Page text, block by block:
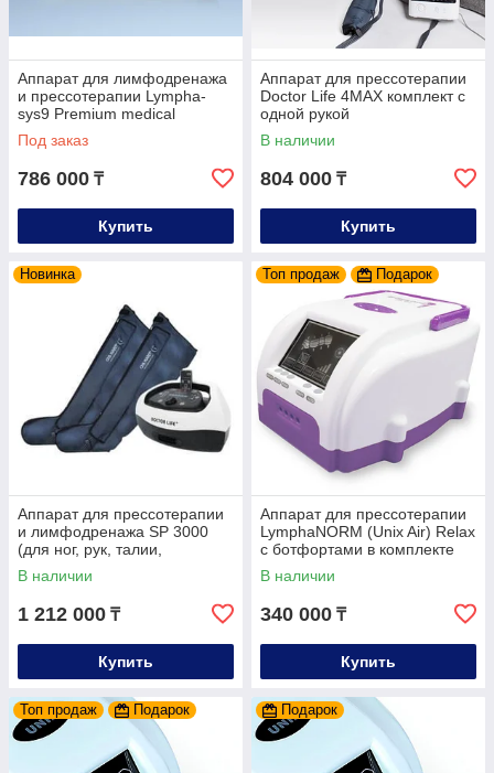
Аппарат для лимфодренажа
и прессотерапии Lympha-
sys9 Premium medical
(+ботфорты)
Под заказ
786 000 ₸
Купить
Аппарат для прессотерапии
Doctor Life 4MAX комплект с
одной рукой
В наличии
804 000 ₸
Купить
Новинка
Аппарат для прессотерапии
и лимфодренажа SP 3000
(для ног, рук, талии,
массажный мат, сумка)
В наличии
1 212 000 ₸
Купить
Топ продаж Подарок
Аппарат для прессотерапии
LymphaNORM (Unix Air) Relax
с ботфортами в комплекте
В наличии
340 000 ₸
Купить
Топ продаж Подарок Подарок